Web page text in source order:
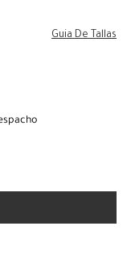
Guia De Tallas